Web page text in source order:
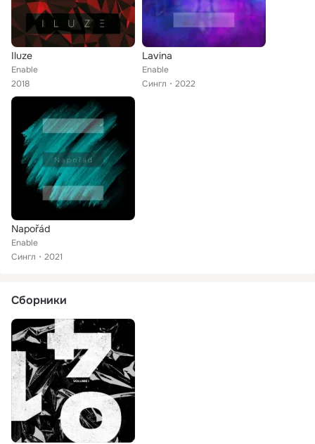
Iluze
Enable
2018
Lavina
Enable
Сингл
2022
Napořád
Enable
Сингл
2021
Сборники